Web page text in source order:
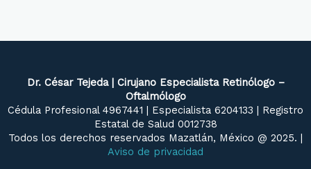
Dr. César Tejeda | Cirujano Especialista Retinólogo –
Oftalmólogo
Cédula Profesional 4967441 | Especialista 6204133 | Registro
Estatal de Salud 0012738
Todos los derechos reservados Mazatlán, México @ 2025. |
Aviso de privacidad